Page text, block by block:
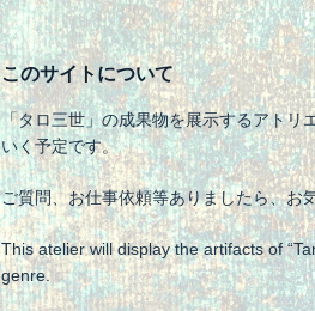
このサイトについて
「タロ三世」の成果物を展示するアトリ
いく予定です。
ご質問、お仕事依頼等ありましたら、お
This atelier will display the artifacts of
genre.